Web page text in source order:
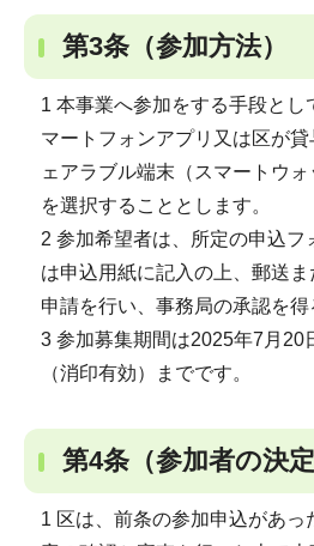
第3条（参加方法）
1 本事業へ参加をする手段とし
マートフォンアプリ又は区が
ェアラブル端末（スマートウ
を選択することとします。
2 参加希望者は、所定の申込フ
は申込用紙に記入の上、郵送
申請を行い、事務局の承認を得
3 参加募集期間は2025年7月20
（消印有効）までです。
第4条（参加者の決定
1 区は、前条の参加申込があっ